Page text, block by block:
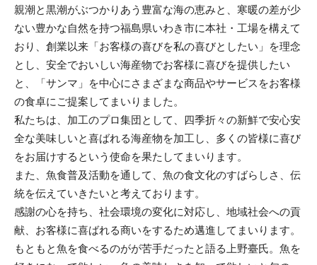
親潮と黒潮がぶつかりあう豊富な海の恵みと、寒暖の差が少
ない豊かな自然を持つ福島県いわき市に本社・工場を構えて
おり、創業以来「お客様の喜びを私の喜びとしたい」を理念
とし、安全でおいしい海産物でお客様に喜びを提供したい
と、「サンマ」を中心にさまざまな商品やサービスをお客様
の食卓にご提案してまいりました。
私たちは、加工のプロ集団として、四季折々の新鮮で安心安
全な美味しいと喜ばれる海産物を加工し、多くの皆様に喜び
をお届けするという使命を果たしてまいります。
また、魚食普及活動を通して、魚の食文化のすばらしさ、伝
統を伝えていきたいと考えております。
感謝の心を持ち、社会環境の変化に対応し、地域社会への貢
献、お客様に喜ばれる商いをするため邁進してまいります。
もともと魚を食べるのがが苦手だったと語る上野臺氏。魚を